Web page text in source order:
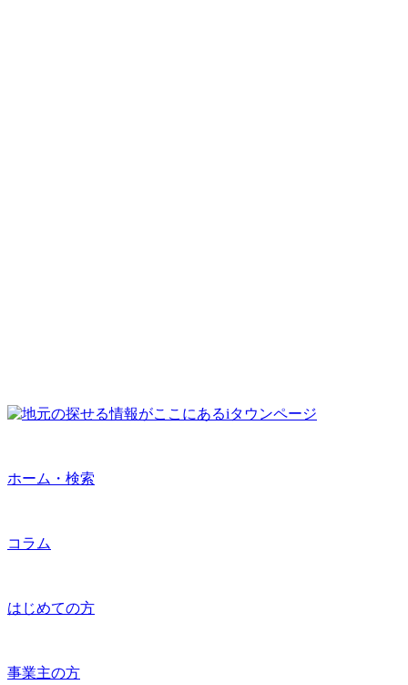
ホーム・検索
コラム
はじめての方
事業主の方